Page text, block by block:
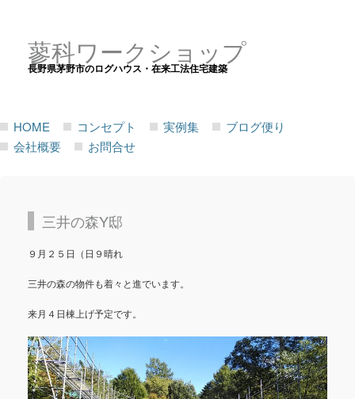
蓼科ワークショップ
長野県茅野市のログハウス・在来工法住宅建築
HOME コンセプト 実例集
ブログ便り
会社概要
お問合せ
三井の森Y邸
９月２５日（日９晴れ
三井の森の物件も着々と進でいます。
来月４日棟上げ予定です。